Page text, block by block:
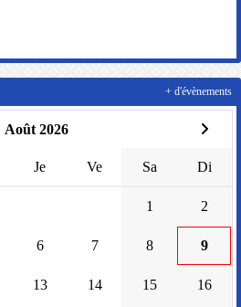
Août 2026
Je Ve Sa Di
1 2
6 7 8 9
13 14 15 16
+ d'évènements